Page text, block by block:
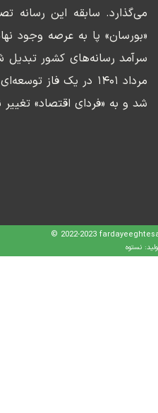
«بورسان» پا به عرصه وجود
سرآمد رسانه‌های کشور
مرداد ۱۴۰۱ در یک
شد و به «فردای اقتصاد» تغییر
© 2022-2023
نستوه